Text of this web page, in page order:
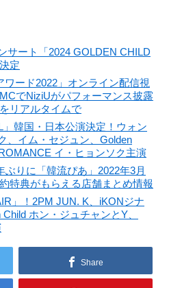
サート「2024 GOLDEN CHILD
定
ワード2022」オンライン配信視
でNiziUがパフォーマンス披露
リアルタイムで
韓国・日本公演決定！ウォン
、イム・セジュン、Golden
イ・ヒョンソク主演
りに「韓流ぴあ」2022年3月
特典がもらえる店舗まとめ情報
」！2PM JUN. K、iKONジナ
ホン・ジュチャンとY、
Share